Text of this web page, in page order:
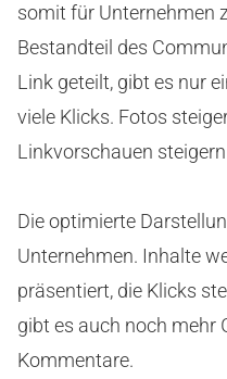
somit für Unternehmen
Bestandteil des
Link geteilt, gibt es nur
viele Klicks. Fotos
Linkvorschauen
Die optimierte
Unternehmen. Inhalte
präsentiert, die Klicks
gibt es auch noch mehr
Kommentare.